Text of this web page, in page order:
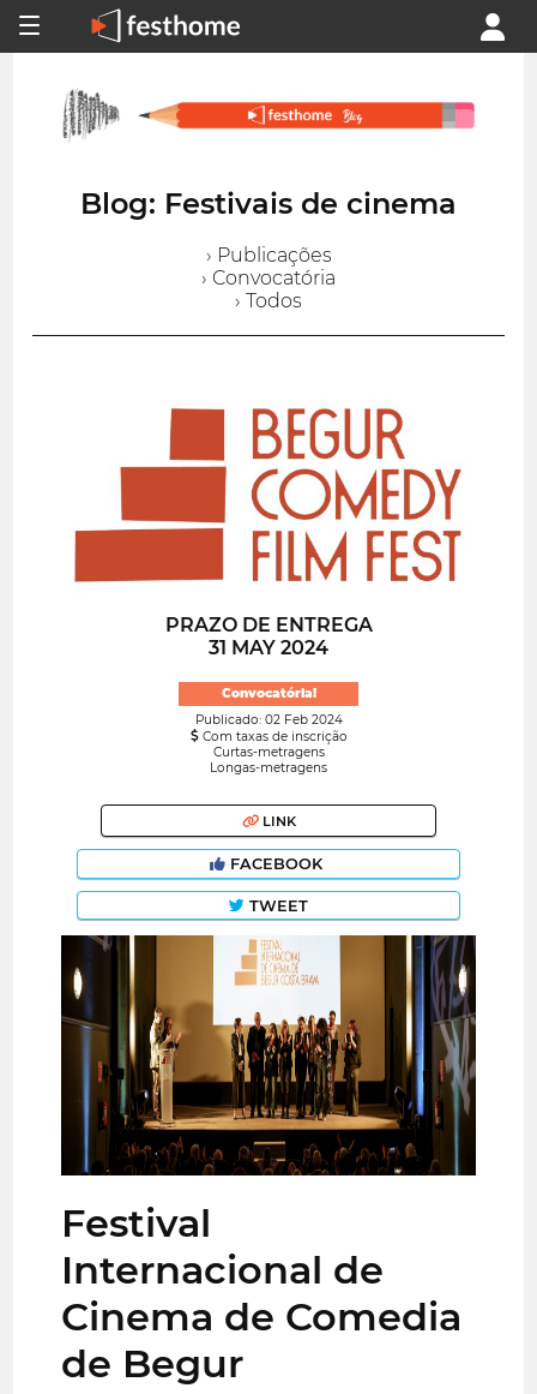
Blog: Festivais de cinema
› Publicações
› Convocatória
› Todos
PRAZO DE ENTREGA
31 MAY 2024
Convocatória!
Publicado: 02 Feb 2024
Com taxas de inscrição
Curtas-metragens
Longas-metragens
LINK
FACEBOOK
TWEET
Festival
Internacional de
Cinema de Comedia
de Begur